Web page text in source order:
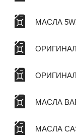
МАСЛА
МАСЛА
МАСЛА